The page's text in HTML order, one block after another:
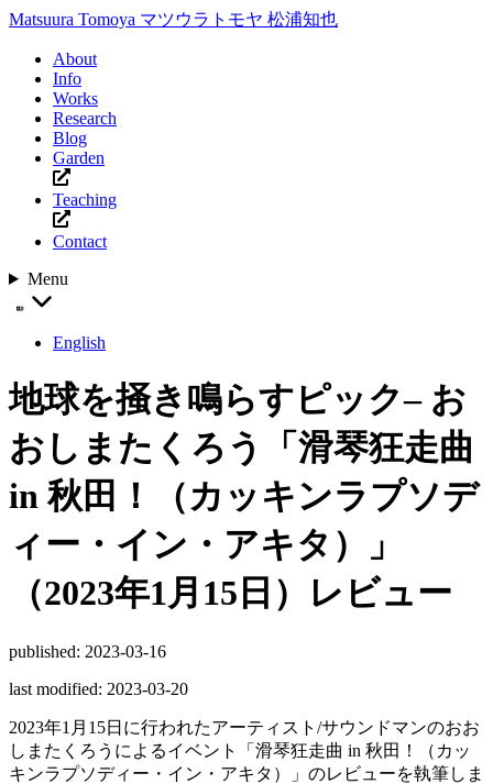
Matsuura Tomoya マツウラトモヤ 松浦知也
About
Info
Works
Research
Blog
Garden
Teaching
Contact
Menu
English
地球を掻き鳴らすピック– お
おしまたくろう「滑琴狂走曲
in 秋田！（カッキンラプソデ
ィー・イン・アキタ）」
（2023年1月15日）レビュー
published: 2023-03-16
last modified: 2023-03-20
2023年1月15日に行われたアーティスト/サウンドマンのおお
しまたくろうによるイベント「滑琴狂走曲 in 秋田！（カッ
キンラプソディー・イン・アキタ）」のレビューを執筆しま